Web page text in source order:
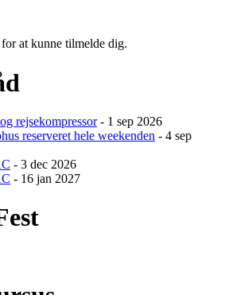
at kunne tilmelde dig.
rejsekompressor- 1 sep 2026
reserveret hele weekenden - 4 sep
- 3 dec 2026
- 16 jan 2027